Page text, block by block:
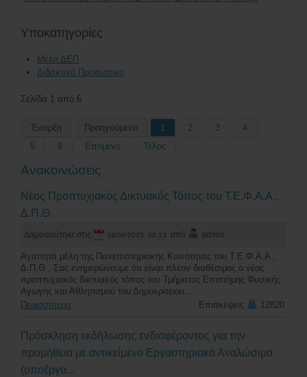
Υποκατηγορίες
Μέλη ΔΕΠ
Διδακτικό Προσωπικό
Σελίδα 1 από 6
Έναρξη Προηγούμενο 1 2 3
4
5
6 Επόμενο Τέλος
Ανακοινώσεις
Νέος Προπτυχιακός Δικτυακός Τόπος του Τ.Ε.Φ.Α.Α.,
Δ.Π.Θ.
Δημοσιεύτηκε στις 18/06/2025, 08:13 από admin
Αγαπητά μέλη της Πανεπιστημιακής Κοινότητας του Τ.Ε.Φ.Α.Α.,
Δ.Π.Θ., Σας ενημερώνουμε ότι είναι πλέον διαθέσιμος ο νέος
προπτυχιακός δικτυακός τόπος του Τμήματος Επιστήμης Φυσικής
Αγωγής και Αθλητισμού του Δημοκρίτειου...
Περισσότερα
Επισκέψεις 12820
Πρόσκληση εκδήλωσης ενδιαφέροντος για την
προμήθεια με αντικείμενο Εργαστηριακά Αναλώσιμα
(υποέργο...